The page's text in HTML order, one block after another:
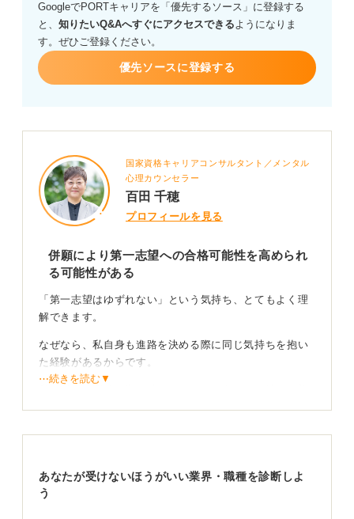
か？
GoogleでPORTキャリアを「優先するソース」に登録する
と、 知りたいQ&Aへすぐにアクセスできるようになりま
す。ぜひご登録ください。
優先ソースに登録する
国家資格キャリアコンサルタント／メンタル
心理カウンセラー
百田 千穂
プロフィールを見る
併願により第一志望への合格可能性を高められ
る可能性がある
「第一志望はゆずれない」という気持ち、とてもよく理
解できます。
なぜなら、私自身も進路を決める際に同じ気持ちを抱い
た経験があるからです。
単願でいくと宣言した私に、進路指導の先生からは「浪
から「頼むから併願にしてくれ」と言われました。
それでも私の気持ちは変わることなく、第一志望への熱
⋯続きを読む▼
あなたが受けないほうがいい業界・職種を診断しよ
う